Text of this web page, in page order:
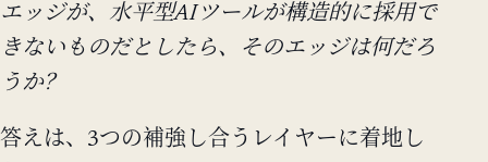
エッジが、水平型AIツールが構造的に採用で
きないものだとしたら、そのエッジは何だろ
うか？
答えは、3つの補強し合うレイヤーに着地し